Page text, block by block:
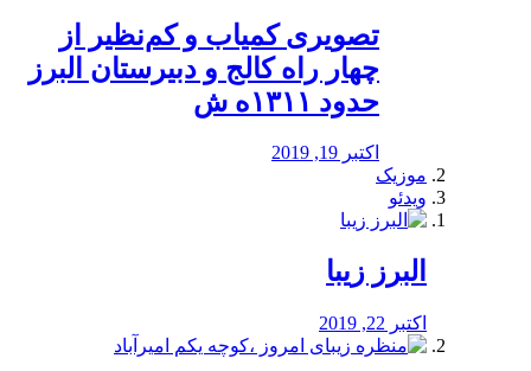
️تصویری کمیاب و کم‌نظیر از
چهار راه كالج و دبيرستان البرز
حدود ۱۳۱۱ه ش
اکتبر 19, 2019
موزیک
ویدئو
البرز زیبا
اکتبر 22, 2019